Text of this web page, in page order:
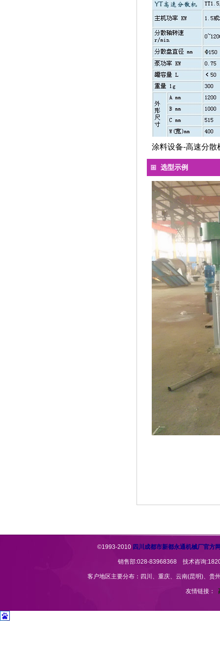
涂料设备-高速分散
选型示例
©1993-2010 四川成都市新都永通机械厂官方
销售部:028-83968368 技术咨询
客户地区主要分布：四川、重庆、云南(昆明)、贵
友情链接：